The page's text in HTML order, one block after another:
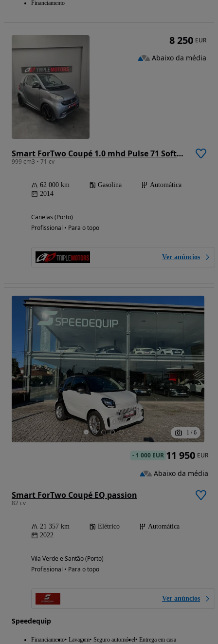
Financiamento
Smart ForTwo Coupé 1.0 mhd Pulse 71 Softouch
999 cm3 • 71 cv
62 000 km Gasolina
Automática
2014
Canelas (Porto)
Profissional • Para o topo
Ver anúncios
8 250 EUR
Abaixo da média
1 / 6
Smart ForTwo Coupé EQ passion
82 cv
21 357 km Elétrico
Automática
2022
Vila Verde e Santão (Porto)
Profissional • Para o topo
Ver anúncios
Speedequip
Financiamento Lavagem Seguro automóvel Entrega em casa
- 1 000 EUR 11 950 EUR
Abaixo da média